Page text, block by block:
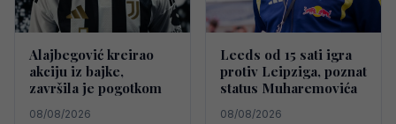
Alajbegović kreirao
akciju iz bajke,
završila je pogotkom
08/08/2026
Leeds od 15 sati igra
protiv Leipziga, poznat
status Muharemovića
08/08/2026